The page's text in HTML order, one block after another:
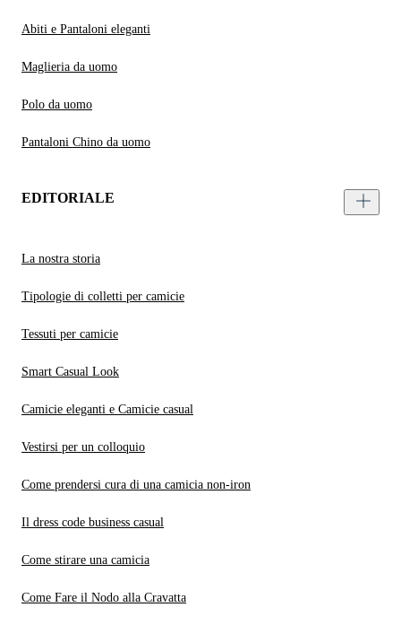
Abiti e Pantaloni eleganti
Maglieria da uomo
Polo da uomo
Pantaloni Chino da uomo
EDITORIALE
La nostra storia
Tipologie di colletti per camicie
Tessuti per camicie
Smart Casual Look
Camicie eleganti e Camicie casual
Vestirsi per un colloquio
Come prendersi cura di una camicia non-iron
Il dress code business casual
Come stirare una camicia
Come Fare il Nodo alla Cravatta